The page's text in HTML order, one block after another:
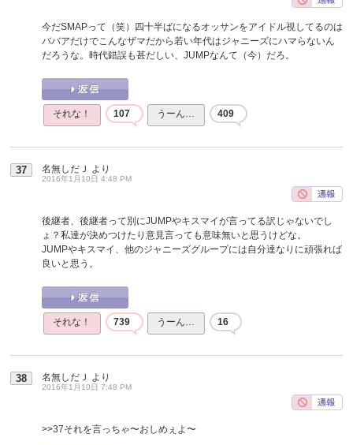
今だSMAPって（笑）四十半ばになるオッサンをアイドル視してるのは
ババアだけでこんなザマだから若い年代はジャニーズにハマらないん
だろうな。時代錯誤も甚だしい、JUMPなんて（今）だろ。
それな！ 107 うーん… 409
37 名無しだＪ より
2016年1月10日 4:48 PM
後継者、後継者って別にJUMPやキスマイが言ってる訳じゃないでし
ょ？私達が決めつけたり意見言っても意味無いと思うけどな。
JUMPやキスマイ、他のジャニーズグループには自分達なりに頑張れば
良いと思う。
それな！ 739 うーん… 16
38 名無しだＪ より
2016年1月10日 7:48 PM
>>37それを言っちゃ〜おしめぇよ〜